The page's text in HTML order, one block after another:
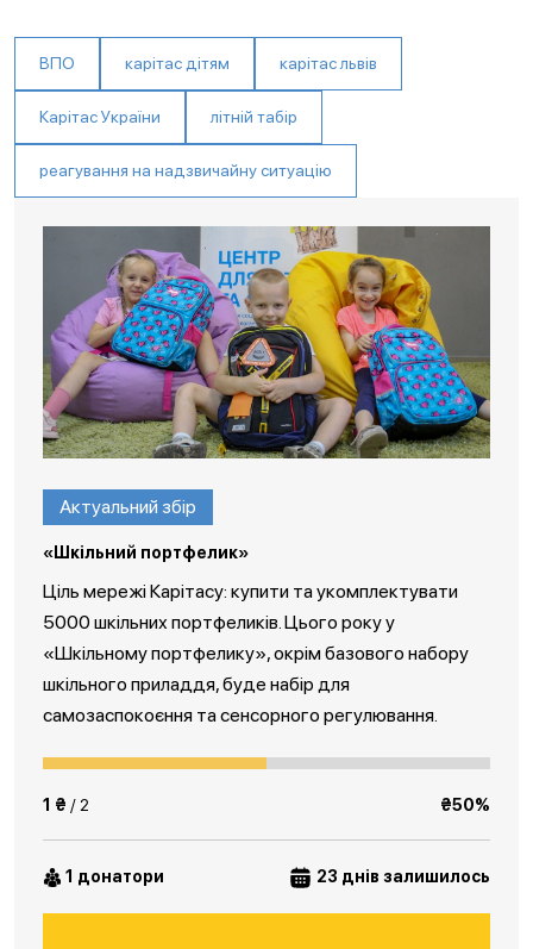
ВПО карітас дітям карітас львів
Карітас України літній табір
реагування на надзвичайну ситуацію
Актуальний збір
«Шкільний портфелик»
Ціль мережі Карітасу: купити та укомплектувати
5000 шкільних портфеликів. Цього року у
«Шкільному портфелику», окрім базового набору
шкільного приладдя, буде набір для
самозаспокоєння та сенсорного регулювання.
1 ₴ / 2 ₴50%
1 донатори 23 днів залишилось